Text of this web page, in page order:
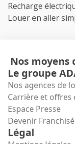
Recharge
Louer en aller
Nos moyens
Le groupe
Nos agences de
Carrière et offres
Espace Presse
Devenir Franchisé
Légal